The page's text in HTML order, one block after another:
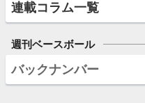
連載コラム一覧
週刊ベースボール
バックナンバー